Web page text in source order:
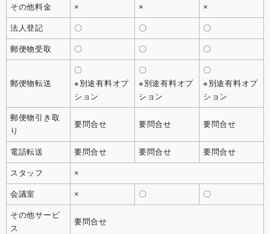
その他料金 × × ×
法人登記 〇 〇 〇
郵便物受取 〇 〇 〇
郵便物転送
〇
※別途有料オプ
ション
〇
※別途有料オプ
ション
〇
※別途有料オプ
ション
郵便物引き取
り
要問合せ 要問合せ 要問合せ
電話転送 要問合せ 要問合せ 要問合せ
スタッフ ×
会議室 × 〇 〇
その他サービ
ス
要問合せ